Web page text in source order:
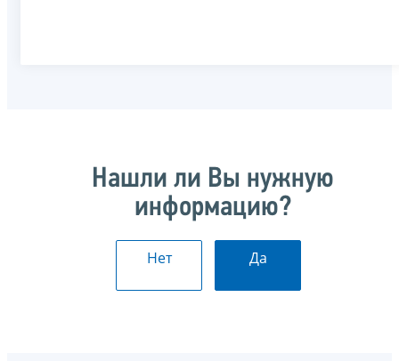
Нашли ли Вы нужную
информацию?
Нет Да